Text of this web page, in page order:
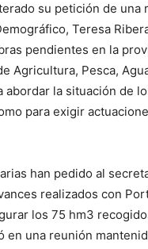
su petición de una
Teresa
pendientes en la
Agricultura, Pesca,
abordar la situación de
para exigir
han pedido al
realizados con
los 75 hm3
en una reunión